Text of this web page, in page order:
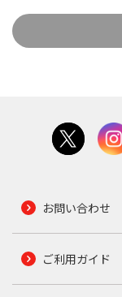
お問い合わせ
ご利用ガイド